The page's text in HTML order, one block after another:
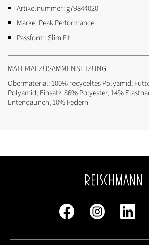
Artikelnummer:g79844020
Marke:Peak Performance
Passform:Slim Fit
MATERIALZUSAMMENSETZUNG
Obermaterial: 100% recyceltes Polyamid;
Polyamid; Einsatz: 86% Polyester, 14%
Entendaunen, 10% Federn